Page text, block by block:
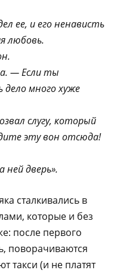
ее, и его ненависть
любовь.
— Если ты
много хуже
слугу, который
эту вон отсюда!
ней дверь».
сталкивались в
которые и без
после первого
поворачиваются
такси (и не платят